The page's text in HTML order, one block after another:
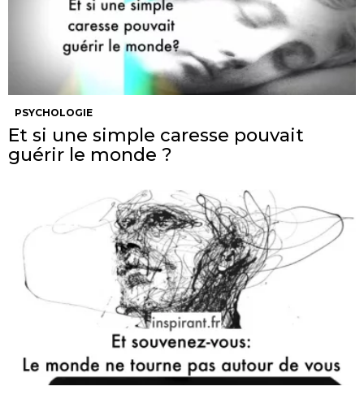
PSYCHOLOGIE
Et si une simple caresse pouvait
guérir le monde ?